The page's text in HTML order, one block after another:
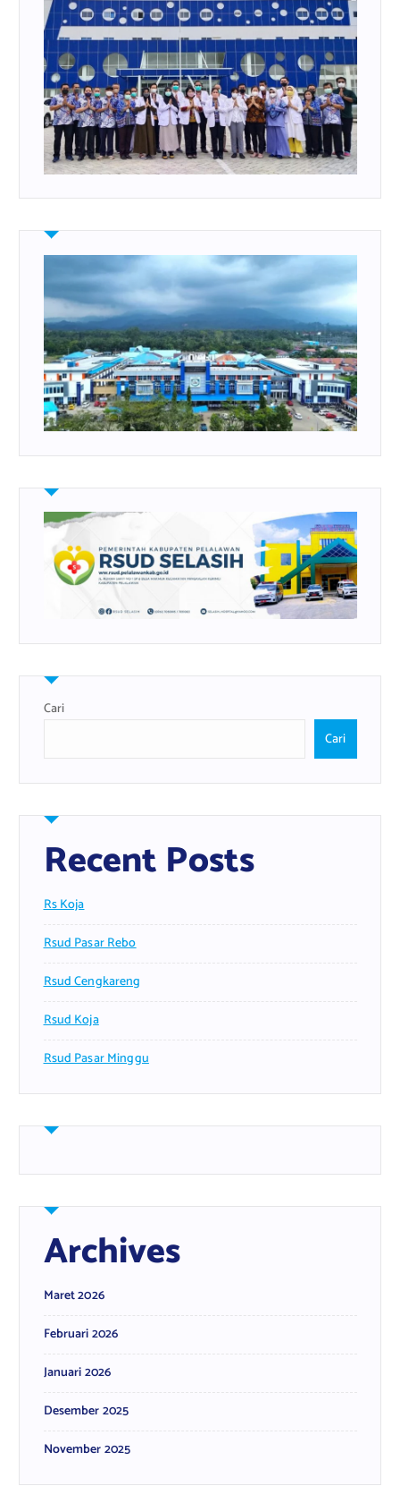
Cari
Cari
Recent Posts
Rs Koja
Rsud Pasar Rebo
Rsud Cengkareng
Rsud Koja
Rsud Pasar Minggu
Archives
Maret 2026
Februari 2026
Januari 2026
Desember 2025
November 2025